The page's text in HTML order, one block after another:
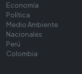
Economía
Política
Medio Ambiente
Nacionales
Perú
Colombia